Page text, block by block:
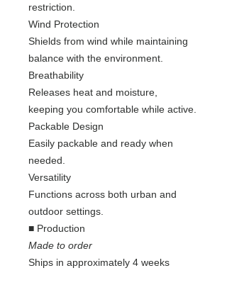
restriction.
Wind Protection
Shields from wind while maintaining
balance with the environment.
Breathability
Releases heat and moisture,
keeping you comfortable while active.
Packable Design
Easily packable and ready when
needed.
Versatility
Functions across both urban and
outdoor settings.
■ Production
Made to order
Ships in approximately 4 weeks